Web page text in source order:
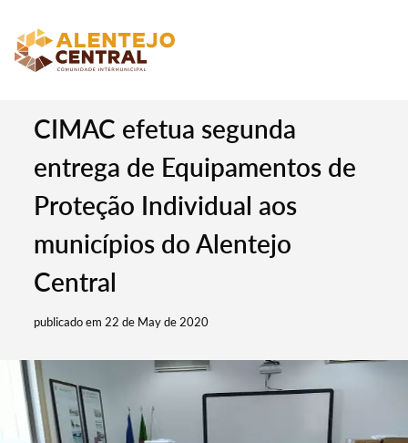
CIMAC efetua segunda
entrega de Equipamentos de
Proteção Individual aos
municípios do Alentejo
Central
publicado em 22 de May de 2020